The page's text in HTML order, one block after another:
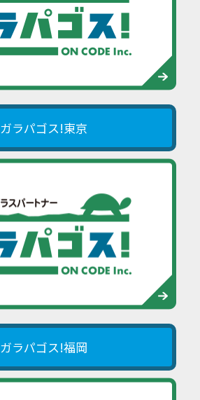
ガラパゴス!東京
ガラパゴス!福岡